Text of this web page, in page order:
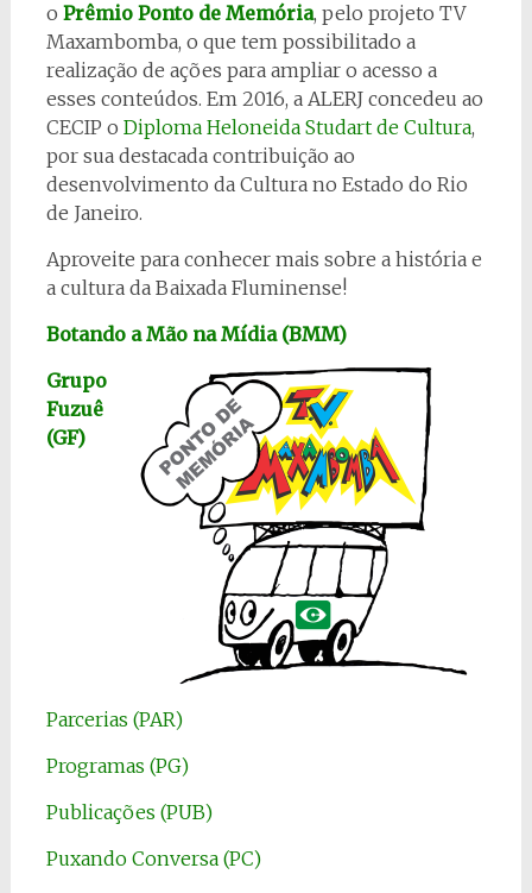
o Prêmio Ponto de Memória, pelo projeto TV
Maxambomba, o que tem possibilitado a
realização de ações para ampliar o acesso a
esses conteúdos. Em 2016, a ALERJ concedeu ao
CECIP o Diploma Heloneida Studart de Cultura,
por sua destacada contribuição ao
desenvolvimento da Cultura no Estado do Rio
de Janeiro.
Aproveite para conhecer mais sobre a história e
a cultura da Baixada Fluminense!
Botando a Mão na Mídia (BMM)
Grupo
Fuzuê
(GF)
Parcerias (PAR)
Programas (PG)
Publicações (PUB)
Puxando Conversa (PC)